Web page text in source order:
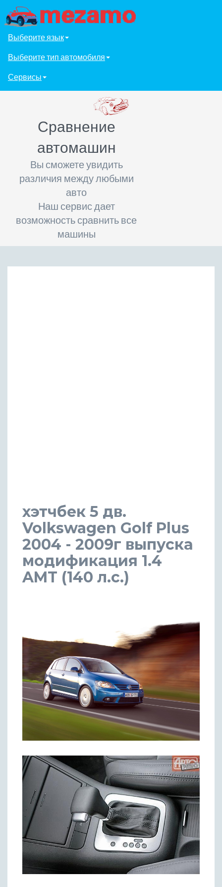
Выберите язык
Выберите тип автомобиля
Сервисы
Сравнение
автомашин
Вы сможете увидить
различия между любыми
авто
Наш сервис дает
возможность сравнить все
машины
хэтчбек 5 дв.
Volkswagen Golf Plus
2004 - 2009г выпуска
модификация 1.4
AMT (140 л.с.)